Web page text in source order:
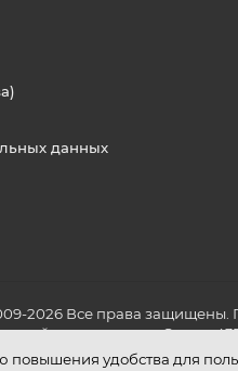
повышения удобства для
данных
2026 Все права
положениями Статьи